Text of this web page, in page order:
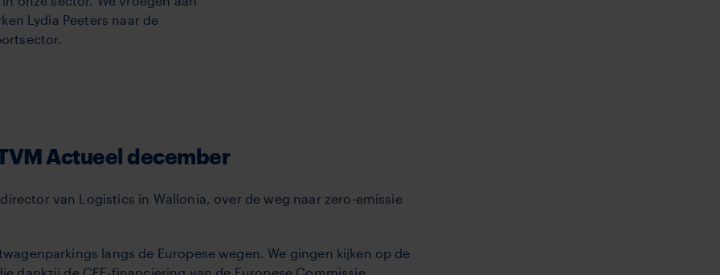
Lydia Peeters naar de
Actueel december
van Logistics in Wallonia, over de weg naar zero-emissie
langs de Europese wegen. We gingen kijken op de